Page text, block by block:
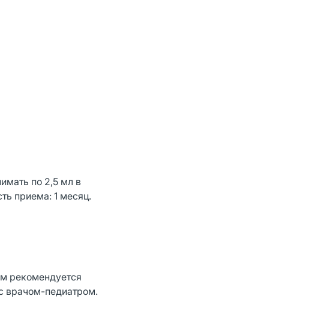
по 2,5 мл в
приема: 1 месяц.
рекомендуется
врачом-педиатром.